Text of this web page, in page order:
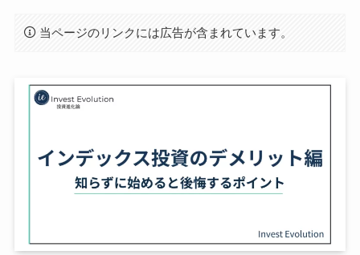
当ページのリンクには広告が含まれています。